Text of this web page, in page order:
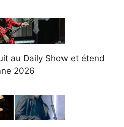
au Daily Show et étend
2026